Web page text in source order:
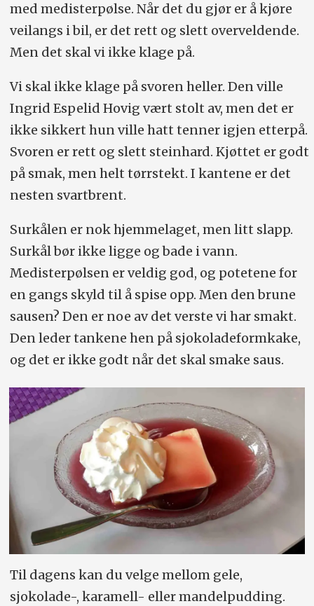
med medisterpølse. Når det du gjør er å kjøre
veilangs i bil, er det rett og slett overveldende.
Men det skal vi ikke klage på.
Vi skal ikke klage på svoren heller. Den ville
Ingrid Espelid Hovig vært stolt av, men det er
ikke sikkert hun ville hatt tenner igjen etterpå.
Svoren er rett og slett steinhard. Kjøttet er godt
på smak, men helt tørrstekt. I kantene er det
nesten svartbrent.
Surkålen er nok hjemmelaget, men litt slapp.
Surkål bør ikke ligge og bade i vann.
Medisterpølsen er veldig god, og potetene for
en gangs skyld til å spise opp. Men den brune
sausen? Den er noe av det verste vi har smakt.
Den leder tankene hen på sjokoladeformkake,
og det er ikke godt når det skal smake saus.
Til dagens kan du velge mellom gele,
sjokolade-, karamell- eller mandelpudding.